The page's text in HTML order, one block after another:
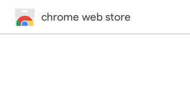
chrome web store